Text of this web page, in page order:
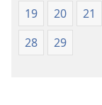
19
20 21
28
29